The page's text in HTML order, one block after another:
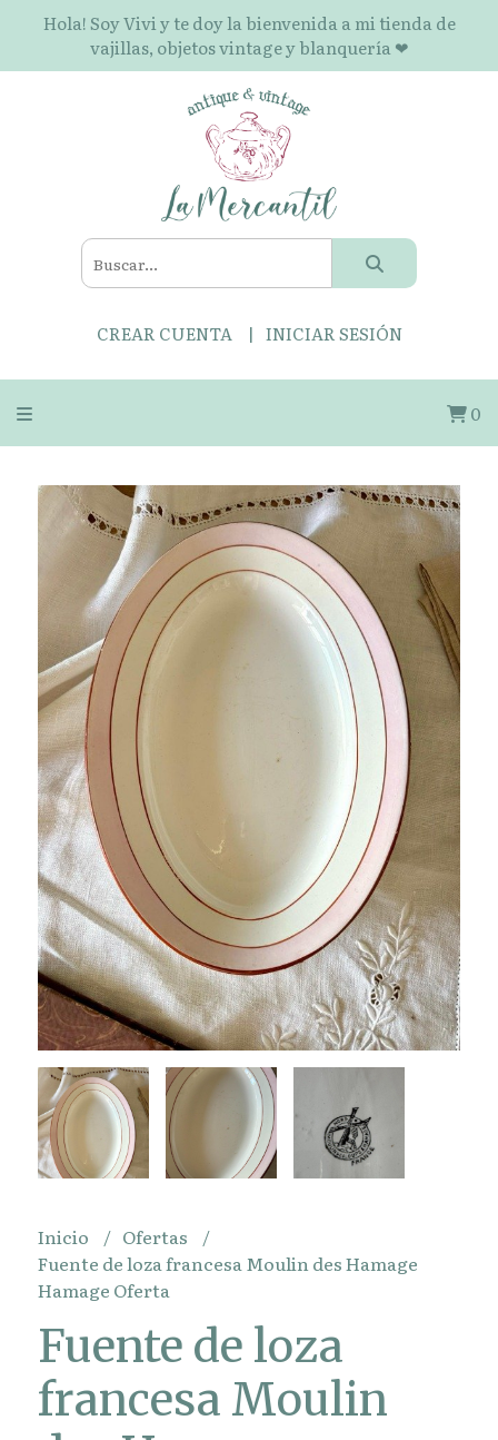
Hola! Soy Vivi y te doy la bienvenida a mi tienda de
vajillas, objetos vintage y blanquería ❤
CREAR CUENTA INICIAR SESIÓN
0
Inicio
Ofertas
Fuente de loza francesa Moulin des Hamage
Hamage Oferta
Fuente de loza
francesa Moulin